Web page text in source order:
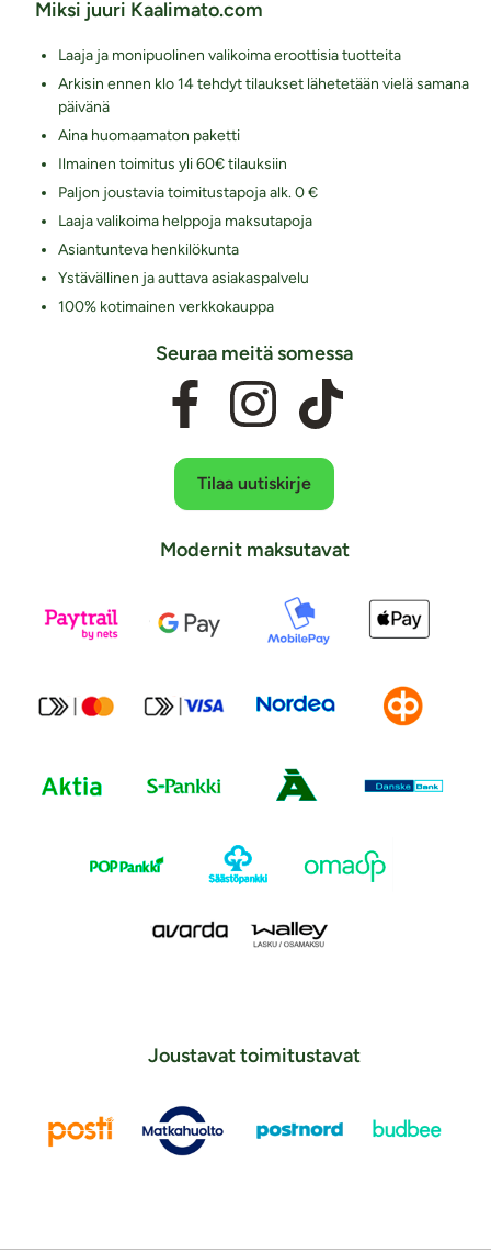
Miksi juuri Kaalimato.com
Laaja ja monipuolinen valikoima eroottisia tuotteita
Arkisin ennen klo 14 tehdyt tilaukset lähetetään vielä samana
päivänä
Aina huomaamaton paketti
Ilmainen toimitus yli 60€ tilauksiin
Paljon joustavia toimitustapoja alk. 0 €
Laaja valikoima helppoja maksutapoja
Asiantunteva henkilökunta
Ystävällinen ja auttava asiakaspalvelu
100% kotimainen verkkokauppa
Seuraa meitä somessa
Tilaa uutiskirje
Modernit maksutavat
Joustavat toimitustavat